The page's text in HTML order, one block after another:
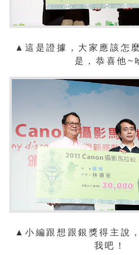
▲這是證據，大家應該怎
是，恭喜他~
▲小編跟想跟銀獎得主說
我吧！